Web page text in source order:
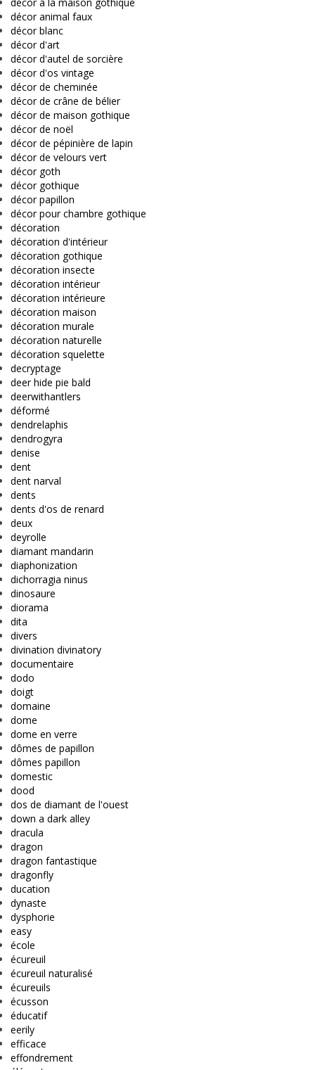
décor animal faux
décor blanc
décor d'art
décor d'autel de sorcière
décor d'os vintage
décor de cheminée
décor de crâne de bélier
décor de maison gothique
décor de noël
décor de pépinière de lapin
décor de velours vert
décor goth
décor gothique
décor papillon
décor pour chambre gothique
décoration
décoration d'intérieur
décoration gothique
décoration insecte
décoration intérieur
décoration intérieure
décoration maison
décoration murale
décoration naturelle
décoration squelette
decryptage
deer hide pie bald
deerwithantlers
déformé
dendrelaphis
dendrogyra
denise
dent
dent narval
dents
dents d'os de renard
deux
deyrolle
diamant mandarin
diaphonization
dichorragia ninus
dinosaure
diorama
dita
divers
divination divinatory
documentaire
dodo
doigt
domaine
dome
dome en verre
dômes de papillon
dômes papillon
domestic
dood
dos de diamant de l'ouest
down a dark alley
dracula
dragon
dragon fantastique
dragonfly
ducation
dynaste
dysphorie
easy
école
écureuil
écureuil naturalisé
écureuils
écusson
éducatif
eerily
efficace
effondrement